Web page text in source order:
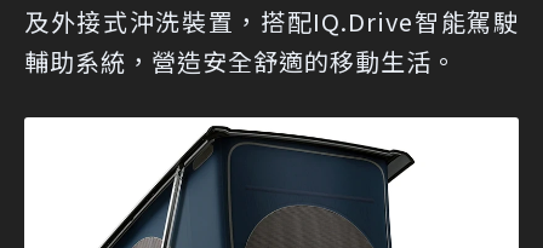
及外接式沖洗裝置，搭配IQ.Drive智能駕駛
輔助系統，營造安全舒適的移動生活。